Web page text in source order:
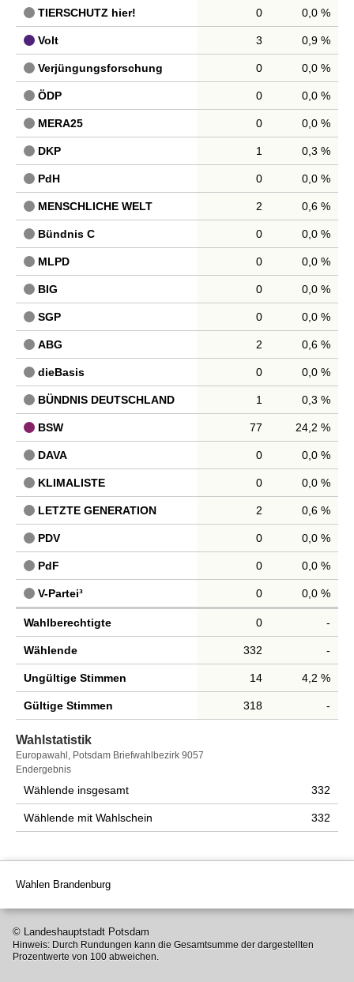
TIERSCHUTZ hier! 0 0,0 %
Volt 3 0,9 %
Verjüngungsforschung 0 0,0 %
ÖDP 0 0,0 %
MERA25 0 0,0 %
DKP 1 0,3 %
PdH 0 0,0 %
MENSCHLICHE WELT 2 0,6 %
Bündnis C 0 0,0 %
MLPD 0 0,0 %
BIG 0 0,0 %
SGP 0 0,0 %
ABG 2 0,6 %
dieBasis 0 0,0 %
BÜNDNIS DEUTSCHLAND 1 0,3 %
BSW 77 24,2 %
DAVA 0 0,0 %
KLIMALISTE 0 0,0 %
LETZTE GENERATION 2 0,6 %
PDV 0 0,0 %
PdF 0 0,0 %
V-Partei³ 0 0,0 %
Wahlberechtigte 0 -
Wählende 332 -
Ungültige Stimmen 14 4,2 %
Gültige Stimmen 318 -
Wahlstatistik
Wahlstatistik
Europawahl, Potsdam Briefwahlbezirk 9057
Endergebnis
Wählende insgesamt 332
Wählende mit Wahlschein 332
Wahlen Brandenburg
© Landeshauptstadt Potsdam
Hinweis: Durch Rundungen kann die Gesamtsumme der dargestellten
Prozentwerte von 100 abweichen.